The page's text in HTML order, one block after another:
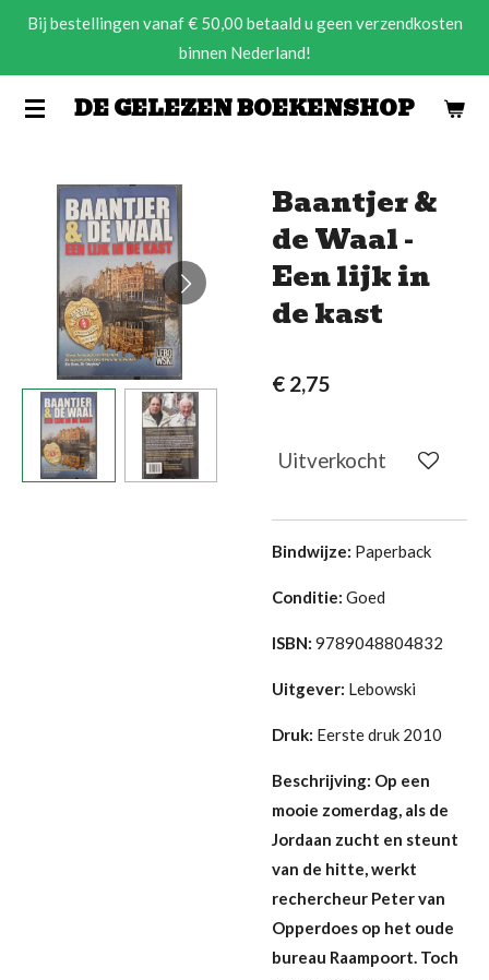
Ga
de
DE GELEZEN BOEKENSHOP
Bij bestellingen vanaf € 50,00 betaald u geen verzendkosten
binnen Nederland!
Baantjer &
de Waal -
Een lijk in
de kast
€ 2,75
Uitverkocht
Bindwijze: Paperback
Conditie: Goed
ISBN: 9789048804832
Uitgever: Lebowski
Druk: Eerste druk 2010
Beschrijving: Op een
mooie zomerdag, als de
Jordaan zucht en steunt
van de hitte, werkt
rechercheur Peter van
Opperdoes op het oude
bureau Raampoort. Toch